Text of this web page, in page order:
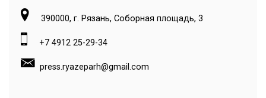
390000, г. Рязань, Соборная площадь, 3
+7 4912 25-29-34
press.ryazeparh@gmail.com